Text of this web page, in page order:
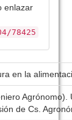
enlazar
78425
en la
Agrónomo).
de Cs.